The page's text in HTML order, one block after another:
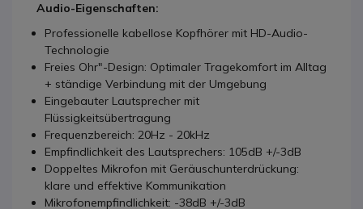
Audio-Eigenschaften:
Professionelle kabellose Kopfhörer mit HD-Audio-
Technologie
Freies Ohr"-Design: Optimaler Tragekomfort im Alltag
+ ständige Verbindung mit der Umgebung
Eingebauter Lautsprecher mit
Flüssigkeitsübertragung
Frequenzbereich: 20Hz - 20kHz
Empfindlichkeit des Lautsprechers: 105dB +/-3dB
Doppeltes Mikrofon mit Geräuschunterdrückung:
klare und effektive Kommunikation
Mikrofonempfindlichkeit: -38dB +/-3dB